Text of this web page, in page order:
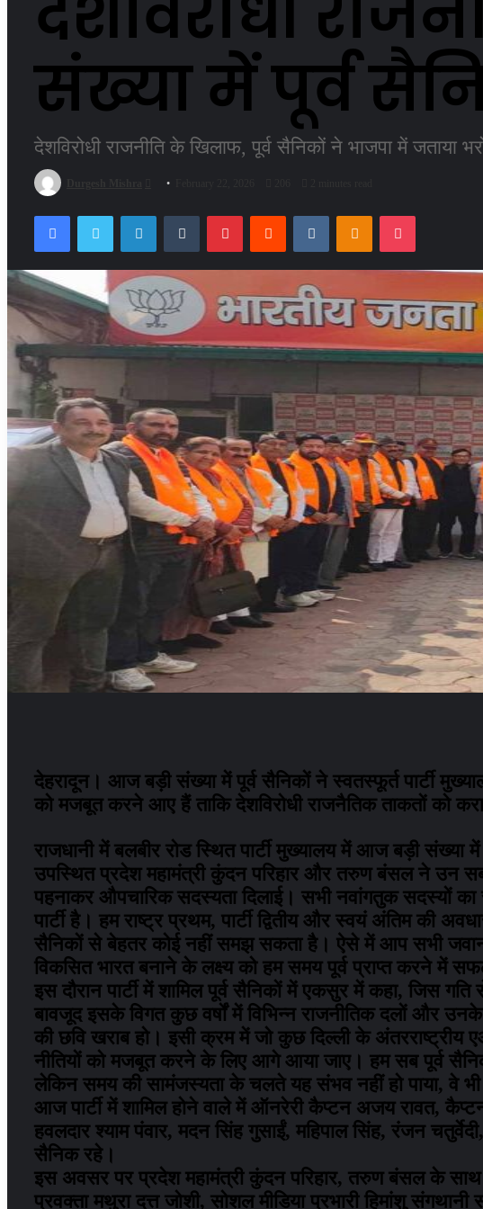
संख्या में पूर्व
देशविरोधी राजनीति के खिलाफ, पूर्व सैनिकों ने भाजपा में जताया
Send
FacebookTwitter LinkedInTumblrPinterestReddit VKontakteOdnoklassniki
Pocket
देहरादून। आज बड़ी संख्या में पूर्व सैनिकों ने स्वतस्फूर्त पार्टी
को मजबूत करने आए हैं ताकि देशविरोधी राजनैतिक ताकतों को
राजधानी में बलबीर रोड स्थित पार्टी मुख्यालय में आज बड़ी संख्या
उपस्थित प्रदेश महामंत्री कुंदन परिहार और तरुण बंसल ने उन सब
पहनाकर औपचारिक सदस्यता दिलाई। सभी नवांगतुक सदस्यों का
पार्टी है। हम राष्ट्र प्रथम, पार्टी द्वितीय और स्वयं अंतिम की
सैनिकों से बेहतर कोई नहीं समझ सकता है। ऐसे में आप सभी
विकसित भारत बनाने के लक्ष्य को हम समय पूर्व प्राप्त करने में
इस दौरान पार्टी में शामिल पूर्व सैनिकों में एकसुर में कहा, जिस
बावजूद इसके विगत कुछ वर्षों में विभिन्न राजनीतिक दलों और
की छवि खराब हो। इसी क्रम में जो कुछ दिल्ली के अंतरराष्ट्रीय
नीतियों को मजबूत करने के लिए आगे आया जाए। हम सब पूर्व
लेकिन समय की सामंजस्यता के चलते यह संभव नहीं हो पाया, वे भी
आज पार्टी में शामिल होने वाले में ऑनरेरी कैप्टन अजय रावत,
हवलदार श्याम पंवार, मदन सिंह गुसाईं, महिपाल सिंह, रंजन
सैनिक रहे।
इस अवसर पर प्रदेश महामंत्री कुंदन परिहार, तरुण बंसल के साथ
प्रवक्ता मथुरा दत्त जोशी, सोशल मीडिया प्रभारी हिमांशु संगथानी